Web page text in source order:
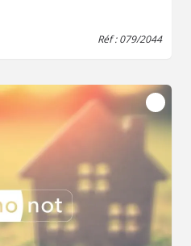
Réf : 079/2044